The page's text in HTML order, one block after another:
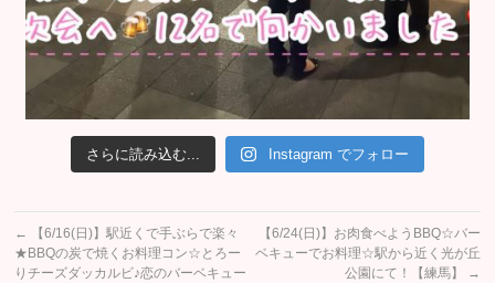
さらに読み込む... Instagram でフォロー
←
【6/16(日)】駅近くで手ぶらで楽々
★BBQの炭で焼くお料理コン☆とろー
りチーズダッカルビ♪恋のバーベキュー
【6/24(日)】お肉食べようBBQ☆バー
ベキューでお料理☆駅から近く光が丘
公園にて！【練馬】
→